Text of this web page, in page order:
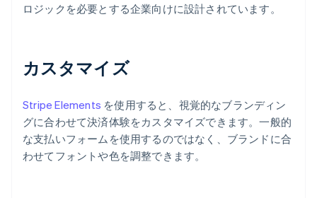
ロジックを必要とする企業向けに設計されています。
カスタマイズ
Stripe Elements を使用すると、視覚的なブランディン
グに合わせて決済体験をカスタマイズできます。一般的
な支払いフォームを使用するのではなく、ブランドに合
わせてフォントや色を調整できます。